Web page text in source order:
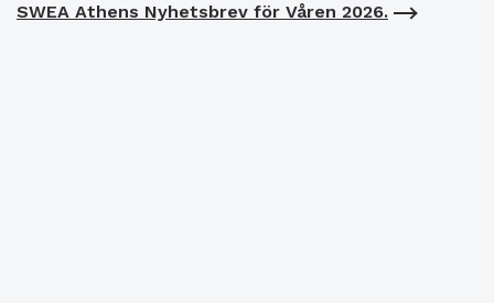
SWEA Athens Nyhetsbrev för Våren 2026.